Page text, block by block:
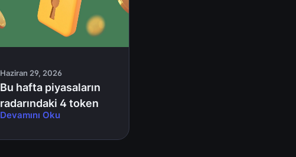
Haziran 29, 2026
Bu hafta piyasaların
radarındaki 4 token
kilit açılımı
Devamını Oku